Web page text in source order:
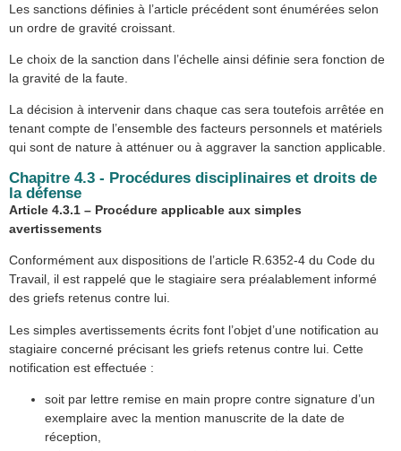
Les sanctions définies à l’article précédent sont énumérées selon
un ordre de gravité croissant.
Le choix de la sanction dans l’échelle ainsi définie sera fonction de
la gravité de la faute.
La décision à intervenir dans chaque cas sera toutefois arrêtée en
tenant compte de l’ensemble des facteurs personnels et matériels
qui sont de nature à atténuer ou à aggraver la sanction applicable.
Chapitre 4.3 - Procédures disciplinaires et droits de
la défense
Article 4.3.1 – Procédure applicable aux simples
avertissements
Conformément aux dispositions de l’article R.6352-4 du Code du
Travail, il est rappelé que le stagiaire sera préalablement informé
des griefs retenus contre lui.
Les simples avertissements écrits font l’objet d’une notification au
stagiaire concerné précisant les griefs retenus contre lui. Cette
notification est effectuée :
soit par lettre remise en main propre contre signature d’un
exemplaire avec la mention manuscrite de la date de
réception,